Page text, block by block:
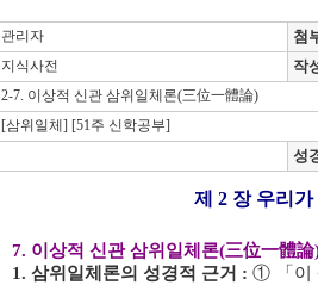
관리자
첨
지식사전
작
2-7. 이상적 신관 삼위일체론(三位一體論)
[삼위일체] [51주 신학공부]
성
제 2 장 우리가
7. 이상적 신관 삼위일체론(三位一體論
1. 삼위일체론의 성경적 근거 :① 「이